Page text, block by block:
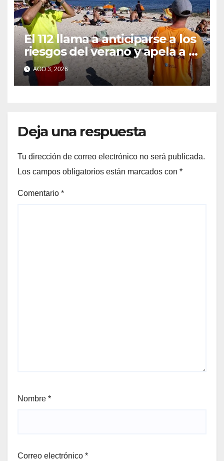
El 112 llama a anticiparse a los
riesgos del verano y apela a la
prudencia para evitar
emergencias
AGO 3, 2026
Deja una respuesta
Tu dirección de correo electrónico no será publicada.
Los campos obligatorios están marcados con *
Comentario *
Nombre *
Correo electrónico *